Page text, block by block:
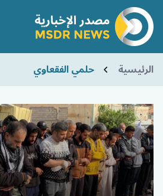
الرئيسية حلمي الفقعاوي